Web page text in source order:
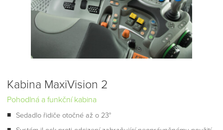
Kabina MaxiVision 2
Pohodlná a funkční kabina
Sedadlo řidiče otočné až o 23°